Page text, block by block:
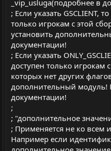
_vip_usluga(подробнее в
; Если указать GSCLIENT,
только игрокам с этой
установить
документации!
; Если указать
доступен только игрокам
которых нет других
дополнительный модуль!
документации!
;
; "дополнительное
; Применяется не ко всем
Например если